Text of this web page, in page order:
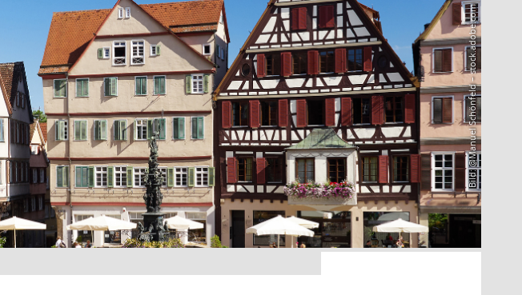
Bild: @Manuel Schönfeld – stock.adobe.com